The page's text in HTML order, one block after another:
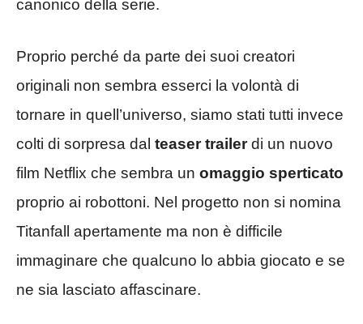
canonico della serie.
Proprio perché da parte dei suoi creatori
originali non sembra esserci la volontà di
tornare in quell’universo, siamo stati tutti invece
colti di sorpresa dal teaser trailerdi un nuovo
film Netflix che sembra un omaggio sperticato
proprio ai robottoni. Nel progetto non si nomina
Titanfall apertamente ma non è difficile
immaginare che qualcuno lo abbia giocato e se
ne sia lasciato affascinare.